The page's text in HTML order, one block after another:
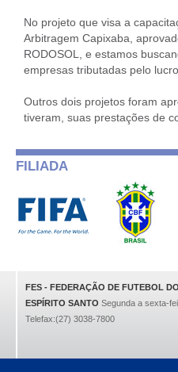
No projeto que visa a
Arbitragem Capixaba,
RODOSOL, e estamos
empresas tributadas pelo
Outros dois projetos foram
tiveram, suas prestações de
FILIADA
FES - FEDERAÇÃO DE FUTEBOL
ESPÍRITO SANTO Segunda a sexta-
Telefax:(27) 3038-7800